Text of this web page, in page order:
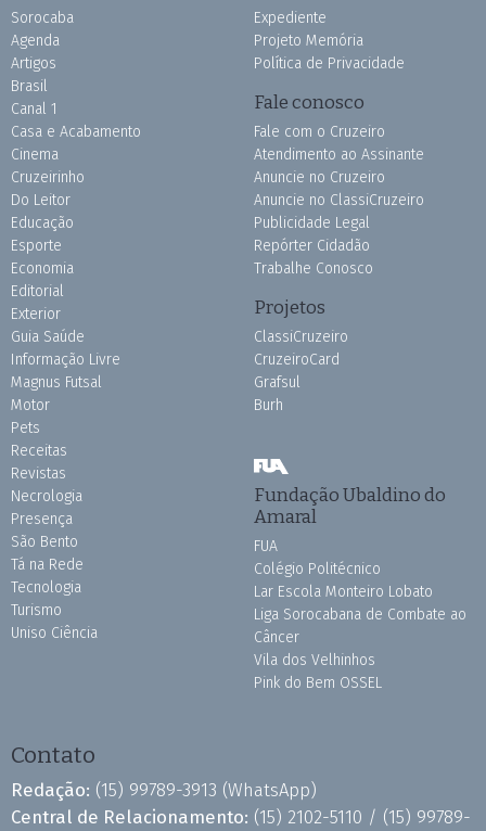
Sorocaba
Agenda
Artigos
Brasil
Canal 1
Casa e Acabamento
Cinema
Cruzeirinho
Do Leitor
Educação
Esporte
Economia
Editorial
Exterior
Guia Saúde
Informação Livre
Magnus Futsal
Motor
Pets
Receitas
Revistas
Necrologia
Presença
São Bento
Tá na Rede
Tecnologia
Turismo
Uniso Ciência
Expediente
Projeto Memória
Política de Privacidade
Fale conosco
Fale com o Cruzeiro
Atendimento ao Assinante
Anuncie no Cruzeiro
Anuncie no ClassiCruzeiro
Publicidade Legal
Repórter Cidadão
Trabalhe Conosco
Projetos
ClassiCruzeiro
CruzeiroCard
Grafsul
Burh
Fundação Ubaldino do
Amaral
FUA
Colégio Politécnico
Lar Escola Monteiro Lobato
Liga Sorocabana de Combate ao
Câncer
Vila dos Velhinhos
Pink do Bem OSSEL
Contato
Redação: (15) 99789-3913 (WhatsApp)
Central de Relacionamento: (15) 2102-5110 / (15) 99789-